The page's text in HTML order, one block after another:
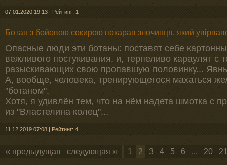
07.01.2020 19:13 | Рейтинг: 1
Ботан з бойовою сокирою покарав злочинця, який
Опасные люди эти ботаны: поставят себе
вежливого постукивания, и, терпеливо караулят
разыскивающих свою пропавшую половинку...
А, вообще, человека, тренирующегося махаться
"ботаном".
Хотя, я удивлён тем, что на нём надета шмотка с
из "Властелина колец"...
11.12.2019 07:08 | Рейтинг: 4
‹‹ предыдущая следующая ›› 1 2 3 4 5 6 ... 20